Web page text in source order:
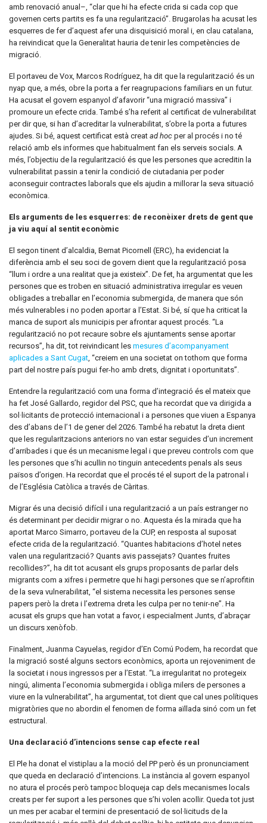
amb renovació anual–, “clar que hi ha efecte crida si cada cop que
governen certs partits es fa una regularització”. Brugarolas ha acusat les
esquerres de fer d’aquest afer una disquisició moral i, en clau catalana,
ha reivindicat que la Generalitat hauria de tenir les competències de
migració.
El portaveu de Vox, Marcos Rodríguez, ha dit que la regularització és un
nyap que, a més, obre la porta a fer reagrupacions familiars en un futur.
Ha acusat el govern espanyol d’afavorir “una migració massiva” i
promoure un efecte crida. També s’ha referit al certificat de vulnerabilitat
per dir que, si han d’acreditar la vulnerabilitat, s’obre la porta a futures
ajudes. Si bé, aquest certificat està creat ad hoc per al procés i no té
relació amb els informes que habitualment fan els serveis socials. A
més, l’objectiu de la regularització és que les persones que acreditin la
vulnerabilitat passin a tenir la condició de ciutadania per poder
aconseguir contractes laborals que els ajudin a millorar la seva situació
econòmica.
Els arguments de les esquerres: de reconèixer drets de gent que
ja viu aquí al sentit econòmic
El segon tinent d’alcaldia, Bernat Picornell (ERC), ha evidenciat la
diferència amb el seu soci de govern dient que la regularització posa
“llum i ordre a una realitat que ja existeix”. De fet, ha argumentat que les
persones que es troben en situació administrativa irregular es veuen
obligades a treballar en l’economia submergida, de manera que són
més vulnerables i no poden aportar a l’Estat. Si bé, sí que ha criticat la
manca de suport als municipis per afrontar aquest procés. “La
regularització no pot recaure sobre els ajuntaments sense aportar
recursos”, ha dit, tot reivindicant les mesures d’acompanyament
aplicades a Sant Cugat , “creiem en una societat on tothom que forma
part del nostre país pugui fer-ho amb drets, dignitat i oportunitats”.
Entendre la regularització com una forma d’integració és el mateix que
ha fet José Gallardo, regidor del PSC, que ha recordat que va dirigida a
sol·licitants de protecció internacional i a persones que viuen a Espanya
des d’abans de l’1 de gener del 2026. També ha rebatut la dreta dient
que les regularitzacions anteriors no van estar seguides d’un increment
d’arribades i que és un mecanisme legal i que preveu controls com que
les persones que s’hi acullin no tinguin antecedents penals als seus
països d’origen. Ha recordat que el procés té el suport de la patronal i
de l’Església Catòlica a través de Càritas.
Migrar és una decisió difícil i una regularització a un país estranger no
és determinant per decidir migrar o no. Aquesta és la mirada que ha
aportat Marco Simarro, portaveu de la CUP, en resposta al suposat
efecte crida de la regularització. “Quantes habitacions d’hotel netes
valen una regularització? Quants avis passejats? Quantes fruites
recollides?”, ha dit tot acusant els grups proposants de parlar dels
migrants com a xifres i permetre que hi hagi persones que se n’aprofitin
de la seva vulnerabilitat, “el sistema necessita les persones sense
papers però la dreta i l’extrema dreta les culpa per no tenir-ne”. Ha
acusat els grups que han votat a favor, i especialment Junts, d’abraçar
un discurs xenòfob.
Finalment, Juanma Cayuelas, regidor d’En Comú Podem, ha recordat que
la migració sosté alguns sectors econòmics, aporta un rejoveniment de
la societat i nous ingressos per a l’Estat. “La irregularitat no protegeix
ningú, alimenta l’economia submergida i obliga milers de persones a
viure en la vulnerabilitat”, ha argumentat, tot dient que cal unes polítiques
migratòries que no abordin el fenomen de forma aïllada sinó com un fet
estructural.
Una declaració d’intencions sense cap efecte real
El Ple ha donat el vistiplau a la moció del PP però és un pronunciament
que queda en declaració d’intencions. La instància al govern espanyol
no atura el procés però tampoc bloqueja cap dels mecanismes locals
creats per fer suport a les persones que s’hi volen acollir. Queda tot just
un mes per acabar el termini de presentació de sol·licituds de la